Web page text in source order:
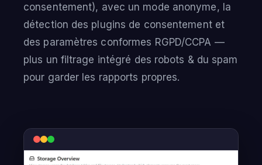
consentement), avec un mode anonyme, la
détection des plugins de consentement et
des paramètres conformes RGPD/CCPA —
plus un filtrage intégré des robots & du spam
pour garder les rapports propres.